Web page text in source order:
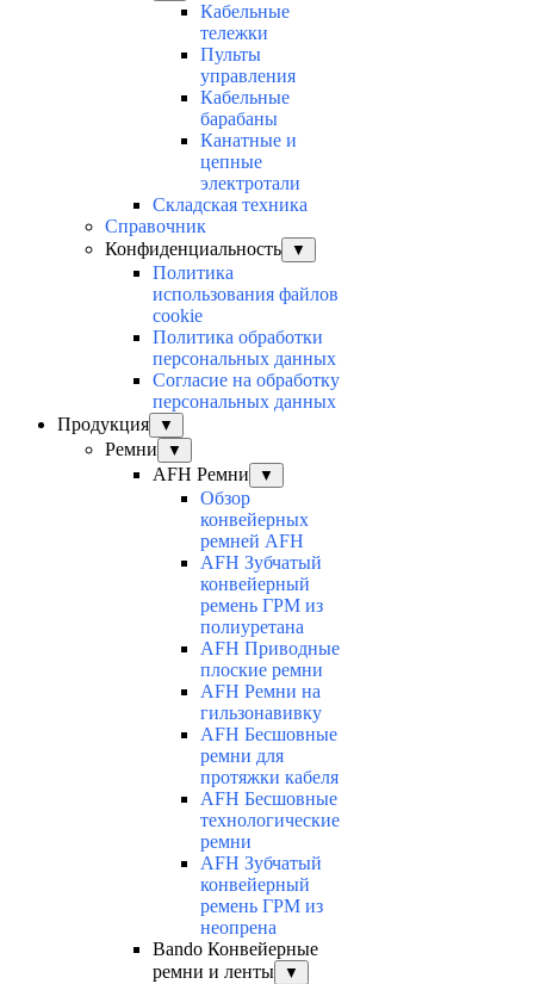
Кабельные
тележки
Пульты
управления
Кабельные
барабаны
Канатные и
цепные
электротали
Складская техника
Справочник
Конфиденциальность
▼
Политика
использования файлов
cookie
Политика обработки
персональных данных
Согласие на обработку
персональных данных
Продукция
▼
Ремни ▼
AFH Ремни ▼
Обзор
конвейерных
ремней AFH
AFH Зубчатый
конвейерный
ремень ГРМ из
полиуретана
AFH Приводные
плоские ремни
AFH Ремни на
гильзонавивку
AFH Бесшовные
ремни для
протяжки кабеля
AFH Бесшовные
технологические
ремни
AFH Зубчатый
конвейерный
ремень ГРМ из
неопрена
Bando Конвейерные
ремни и ленты
▼